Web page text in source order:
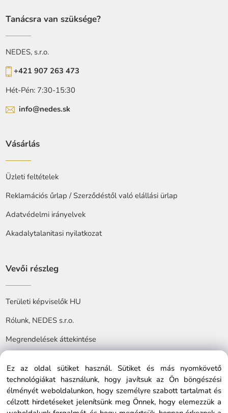
Tanácsra van szüksége?
NEDES, s.r.o.
+421 907 263 473
Hét-Pén: 7:30-15:30
info@nedes.sk
Vásárlás
Üzleti feltételek
Reklamációs űrlap / Szerződéstől való elállási ürlap
Adatvédelmi irányelvek
Akadalytalanitasi nyilatkozat
Vevői részleg
Területi képviselők HU
Rólunk, NEDES s.r.o.
Megrendelések áttekintése
Ez az oldal sütiket használ. Sütiket és más nyomkövető
technológiákat használunk, hogy javítsuk az Ön böngészési
élményét weboldalunkon, hogy személyre szabott tartalmat és
célzott hirdetéseket jelenítsünk meg Önnek, hogy elemezzük a